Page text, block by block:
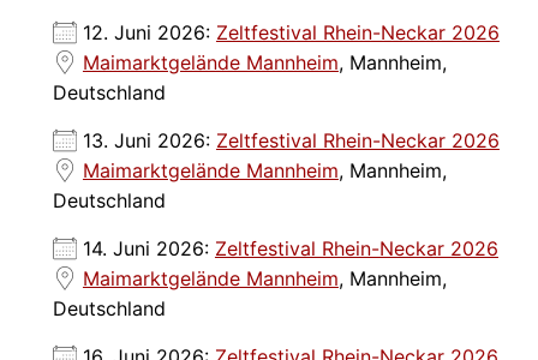
12. Juni 2026: Zeltfestival Rhein-Neckar 2026
Maimarktgelände Mannheim, Mannheim,
Deutschland
13. Juni 2026: Zeltfestival Rhein-Neckar 2026
Maimarktgelände Mannheim, Mannheim,
Deutschland
14. Juni 2026: Zeltfestival Rhein-Neckar 2026
Maimarktgelände Mannheim, Mannheim,
Deutschland